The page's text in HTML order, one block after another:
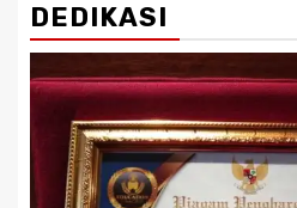
DEDIKASI